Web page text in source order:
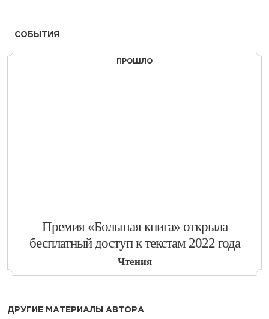
СОБЫТИЯ
ПРОШЛО
​Премия «Большая книга» открыла
бесплатный доступ к текстам 2022 года
Чтения
ДРУГИЕ МАТЕРИАЛЫ АВТОРА